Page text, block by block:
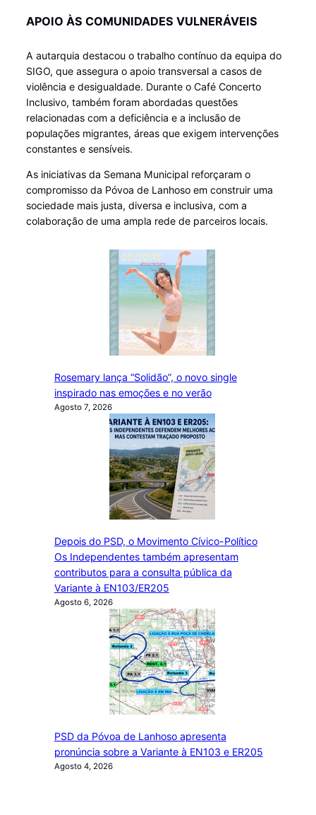
APOIO ÀS COMUNIDADES VULNERÁVEIS
A autarquia destacou o trabalho contínuo da equipa do
SIGO, que assegura o apoio transversal a casos de
violência e desigualdade. Durante o Café Concerto
Inclusivo, também foram abordadas questões
relacionadas com a deficiência e a inclusão de
populações migrantes, áreas que exigem intervenções
constantes e sensíveis.
As iniciativas da Semana Municipal reforçaram o
compromisso da Póvoa de Lanhoso em construir uma
sociedade mais justa, diversa e inclusiva, com a
colaboração de uma ampla rede de parceiros locais.
Rosemary lança “Solidão”, o novo single
inspirado nas emoções e no verão
Agosto 7, 2026
Depois do PSD, o Movimento Cívico-Político
Os Independentes também apresentam
contributos para a consulta pública da
Variante à EN103/ER205
Agosto 6, 2026
PSD da Póvoa de Lanhoso apresenta
pronúncia sobre a Variante à EN103 e ER205
Agosto 4, 2026